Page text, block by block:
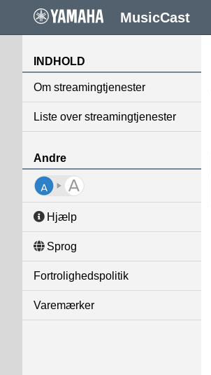
INDHOLD
Om streamingtjenester
Liste over streamingtjenester
Andre
Hjælp
Sprog
Fortrolighedspolitik
Varemærker
MusicCast